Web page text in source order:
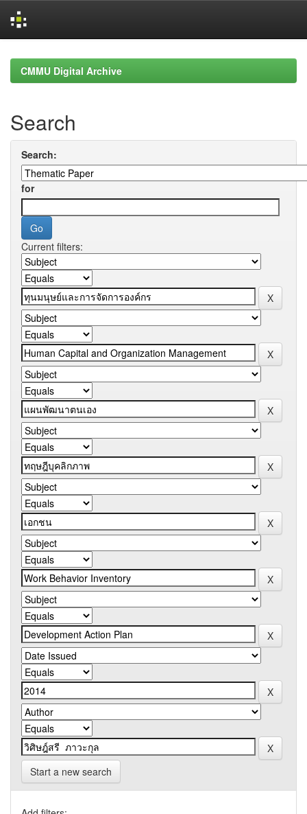
navigationCMMU Digital Archive
Search
Search:
for
Current filters:
Start a new search